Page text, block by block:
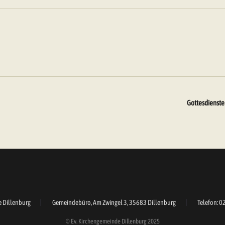
Dillenburg Gemeindebüro, Am Zwingel 3, 35683 Dillenburg Telefon:
© Ev. Kirchengemeinde Dillenburg 2025